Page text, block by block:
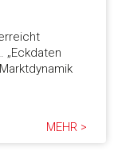
gesammelt
„Eckdaten
MEHR >